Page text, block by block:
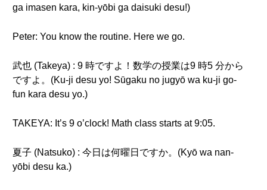
ga imasen kara, kin-yōbi ga daisuki desu!)
Peter: You know the routine. Here we go.
武也 (Takeya) : 9 時ですよ！数学の授業は9 時5 分から
ですよ。(Ku-ji desu yo! Sūgaku no jugyō wa ku-ji go-
fun kara desu yo.)
TAKEYA: It’s 9 o’clock! Math class starts at 9:05.
夏子 (Natsuko) : 今日は何曜日ですか。(Kyō wa nan-
yōbi desu ka.)